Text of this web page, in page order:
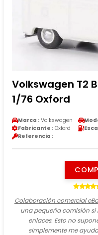
Volkswagen T2
1/76 Oxford
Marca : Volkswagen
Fabricante : Oxford
Referencia :
Colaboración comercial
una pequeña comisión si
enlaces. Esto no
simplemente me